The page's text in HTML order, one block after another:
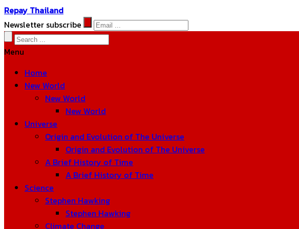
Repay Thailand
Newsletter subscribe
Menu
Home
New World
New World
New World
Universe
Origin and Evolution of The Universe
Origin and Evolution of The Universe
A Brief History of Time
A Brief History of Time
Science
Stephen Hawking
Stephen Hawking
Climate Change